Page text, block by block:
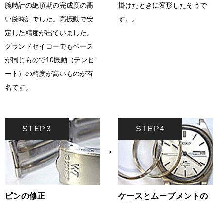
腕時計の絶頂期の完成度の高
い腕時計でした。高振動で安
定した精度が出ていました。
グランドセイコーでもベース
が同じもので10振動（テンビ
ート）の精度が高いものが有
名です。
掛けたときに変形したそうで
す。。
STEP3
ピンの修正
STEP4
ケースとムーブメントの